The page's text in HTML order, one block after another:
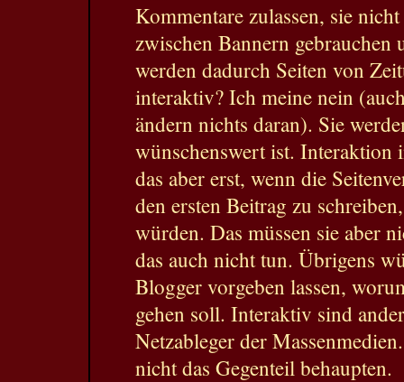
Kommentare zulassen, sie
zwischen Bannern
werden dadurch Seiten von
interaktiv? Ich meine nein
ändern nichts daran). Sie
wünschenswert ist. Interaktion
das aber erst, wenn die
den ersten Beitrag zu
würden. Das müssen sie aber
das auch nicht tun. Übrigens
Blogger vorgeben lassen,
gehen soll. Interaktiv sind
Netzableger der
nicht das Gegenteil behaupten.